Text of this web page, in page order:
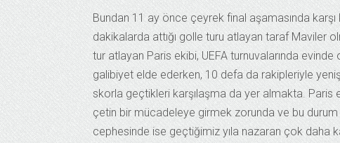
Bundan 11 ay önce çeyrek final aşamasında
dakikalarda attığı golle turu atlayan taraf Maviler
tur atlayan Paris ekibi, UEFA turnuvalarında
galibiyet elde ederken, 10 defa da rakipleriyle
skorla geçtikleri karşılaşma da yer almakta. Paris
çetin bir mücadeleye girmek zorunda ve bu
cephesinde ise geçtiğimiz yıla nazaran çok daha